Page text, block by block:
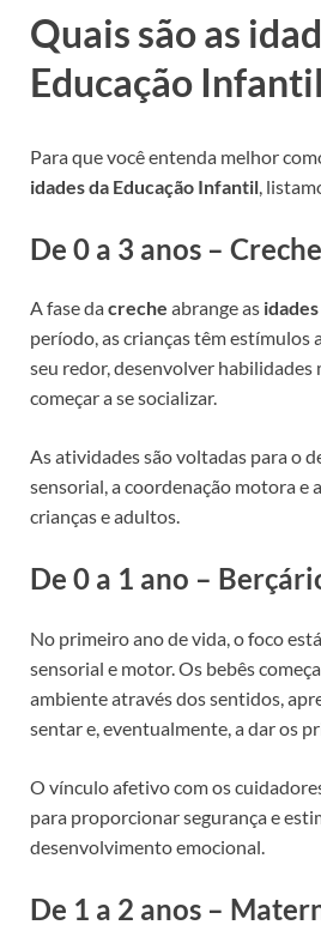
Quais são as
Educação
Para que você entenda melhor
idades da Educação Infantil ,
De 0 a 3 anos – Creche
A fase dacreche abrange as
período, as crianças têm estímulos
seu redor, desenvolver habilidades
começar a se socializar.
As atividades são voltadas para o
sensorial, a coordenação motora e
crianças e adultos.
De 0 a 1 ano –
No primeiro ano de vida, o foco
sensorial e motor. Os bebês
ambiente através dos sentidos,
sentar e, eventualmente, a dar os
O vínculo afetivo com os
para proporcionar segurança e
desenvolvimento emocional.
De 1 a 2 anos –